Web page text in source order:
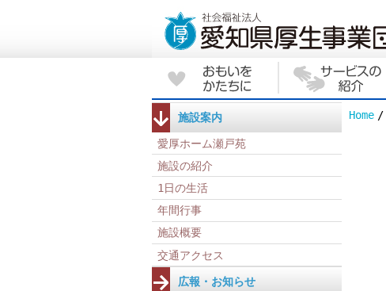
Home
施設案内
愛厚ホーム瀬戸苑
施設の紹介
1日の生活
年間行事
施設概要
交通アクセス
広報・お知らせ